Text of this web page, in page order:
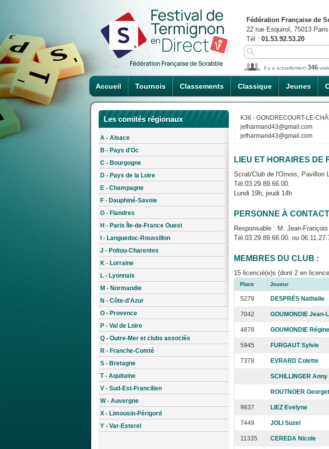
Accueil Tournois Classements Classique Jeunes
Fédération Française de
22 rue Esquirol, 75013 Paris
Tél : 01.53.92.53.20
Il y a actuellement 346
Les comités régionaux
A - Alsace
B - Pays d'Oc
C - Bourgogne
D - Pays de la Loire
E - Champagne
F - Dauphiné-Savoie
G - Flandres
H - Paris Île-de-France Ouest
I - Languedoc-Roussillon
J - Poitou-Charentes
K - Lorraine
L - Lyonnais
M - Normandie
N - Côte-d'Azur
O - Provence
P - Val de Loire
Q - Outre-Mer et clubs associés
R - Franche-Comté
S - Bretagne
T - Aquitaine
V - Sud-Est-Francilien
W - Auvergne
X - Limousin-Périgord
Y - Var-Esterel
K36 - GONDRECOURT-LE-
jefharmand43@gmail.com
jefharmand43@gmail.com
LIEU ET HORAIRES DE
Scrab'Club de l'Ornois, Pavillon
Tél.03.29.89.66.00.
Lundi 19h, jeudi 14h
PERSONNE À
Responsable : M. Jean-
Tél.03.29.89.66.00. ou
MEMBRES DU CLUB :
15 licencié(e)s (dont 2 en
Place Joueur
5279 DESPRÉS Nathalie
7042 GOUMONDIE Jean-
4878 GOUMONDIE Régine
5945 FURGAUT Sylvie
7378 EVRARD Colette
SCHILLINGER Anny
ROUTNOER
9837 LIEZ Evelyne
7449 JOLI Suzel
11335 CEREDA Nicole